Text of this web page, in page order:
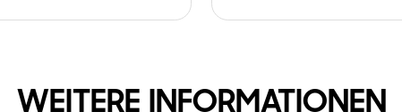
WEITERE INFORMATIONEN